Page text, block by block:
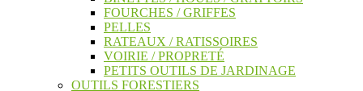
FOURCHES / GRIFFES
PELLES
RATEAUX / RATISSOIRES
VOIRIE / PROPRETÉ
PETITS OUTILS DE JARDINAGE
OUTILS FORESTIERS